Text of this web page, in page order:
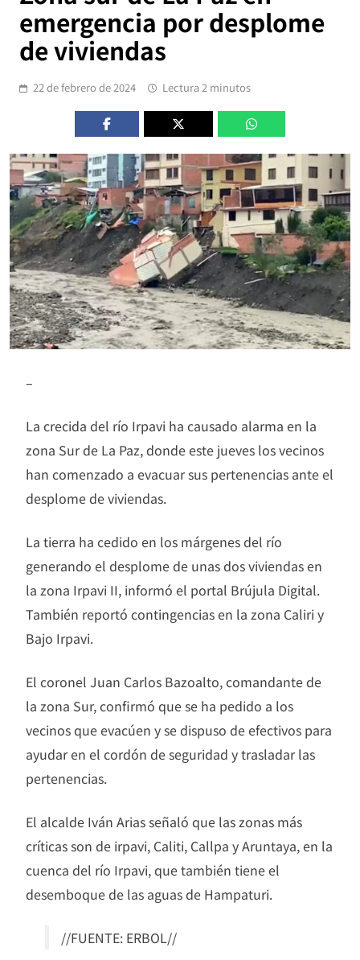
emergencia por desplome
de viviendas
22 de febrero de 2024 Lectura 2 minutos
–
La crecida del río Irpavi ha causado alarma en la
zona Sur de La Paz, donde este jueves los vecinos
han comenzado a evacuar sus pertenencias ante el
desplome de viviendas.
La tierra ha cedido en los márgenes del río
generando el desplome de unas dos viviendas en
la zona Irpavi II, informó el portal Brújula Digital.
También reportó contingencias en la zona Caliri y
Bajo Irpavi.
El coronel Juan Carlos Bazoalto, comandante de
la zona Sur, confirmó que se ha pedido a los
vecinos que evacúen y se dispuso de efectivos para
ayudar en el cordón de seguridad y trasladar las
pertenencias.
El alcalde Iván Arias señaló que las zonas más
críticas son de irpavi, Caliti, Callpa y Aruntaya, en la
cuenca del río Irpavi, que también tiene el
desemboque de las aguas de Hampaturi.
//FUENTE: ERBOL//